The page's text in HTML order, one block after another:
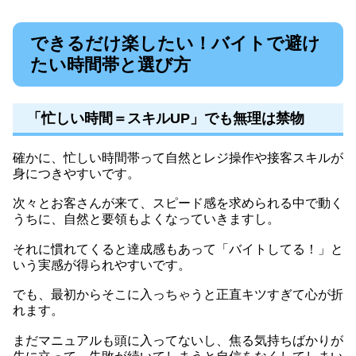
できるだけ楽したい！バイトで避け
たい時間帯と選び方
「忙しい時間＝スキルUP」でも無理は禁物
確かに、忙しい時間帯って自然とレジ操作や接客スキルが
身につきやすいです。
次々とお客さんが来て、スピード感を求められる中で動く
うちに、自然と要領もよくなっていきますし。
それに慣れてくると達成感もあって「バイトしてる！」と
いう実感が得られやすいです。
でも、最初からそこに入っちゃうと正直キツすぎて心が折
れます。
まだマニュアルも頭に入ってないし、焦る気持ちばかりが